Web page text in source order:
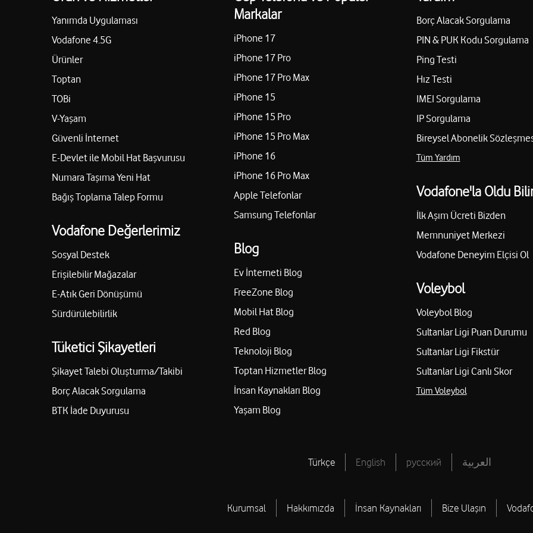
Camikebir Mah.Namık Kemal Sok.No:5-B Geyve-Sakarya Geyve/Sakarya
05424734002
İstiklal Mah.Bağlar Cad.No:89-
05526770054
SAPANCA İLETİŞİM-AHMET BEDİRHAN YÜZÜCÜ
Rüstempaşa Mah.Vehbibey Cad.No.23 Sapanca-Sakarya Sapanca/Sakarya
AGAH İLETİŞİM-DERYA SARI
Ağalar Mahallesi Sakarya Caddesi No:14-B Kocaali-Sakarya Kocaali/Sakarya
Başpınar Mah.Cumhuriyet
05378372407
264 İLETİŞİM TEKNOLOJİ SANAYİ VE TİCARET LİMİTED
ŞİRKETİ
Arabacıalanı Mah.Eski Kazımpaşa Cad. Agora Avm Agora No: 10 İç Kapı No: 111 Serdivan-
Sakarya Serdivan/Sakarya
GAZİ İLETİŞİM-
İncilli Mahallesi Plaj Caddesi
05428372642
Sakarya Lider İletişim Sistemleri San. Ve
Tic. Ltd. Şti.
Engelsiz mağaza
Sakarya Lider İletişim
Engelsiz mağaza
Tic. Ltd. Şti.
Yanımda Uygulaması
Vodafone 4.5G
Ürünler
Toptan
TOBi
V-Yaşam
Güvenli İnternet
E-Devlet ile Mobil Hat Başvurusu
Numara Taşıma Yeni Hat
Bağış Toplama Talep Formu
Vodafone Değerlerimiz
Sosyal Destek
Erişilebilir Mağazalar
E-Atık Geri Dönüşümü
Sürdürülebilirlik
Tüketici Şikayetleri
Şikayet Talebi Oluşturma/Takibi
Borç Alacak Sorgulama
BTK İade Duyurusu
Markalar
iPhone 17
iPhone 17 Pro
iPhone 17 Pro Max
iPhone 15
iPhone 15 Pro
iPhone 15 Pro Max
iPhone 16
iPhone 16 Pro Max
Apple Telefonlar
Samsung Telefonlar
Blog
Ev İnterneti Blog
FreeZone Blog
Mobil Hat Blog
Red Blog
Teknoloji Blog
Toptan Hizmetler Blog
İnsan Kaynakları Blog
Yaşam Blog
Borç Alacak Sorgulama
PIN & PUK Kodu Sorgulama
Ping Testi
Hız Testi
IMEI Sorgulama
IP Sorgulama
Bireysel Abonelik
Tüm Yardım
Vodafone'la Oldu
İlk Aşım Ücreti Bizden
Memnuniyet Merkezi
Vodafone Deneyim Elçisi Ol
Voleybol
Voleybol Blog
Sultanlar Ligi Puan Durumu
Sultanlar Ligi Fikstür
Sultanlar Ligi Canlı Skor
Tüm Voleybol
Türkçe English русский العربية
Kurumsal Hakkımızda İnsan Kaynakları Bize Ulaşın